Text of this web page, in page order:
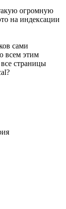
огромную
на индексации
сами
всем этим
страницы